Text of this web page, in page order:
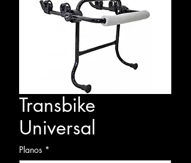
Transbike
Universal
Planos *